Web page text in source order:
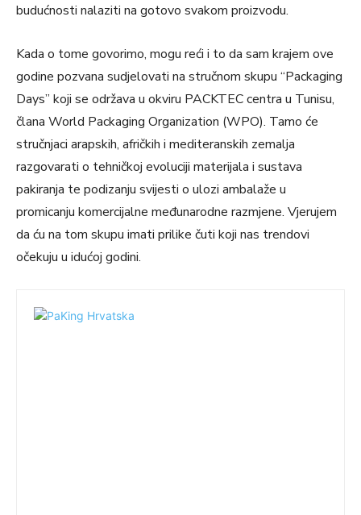
budućnosti nalaziti na gotovo svakom proizvodu.
Kada o tome govorimo, mogu reći i to da sam krajem ove
godine pozvana sudjelovati na stručnom skupu “Packaging
Days” koji se održava u okviru PACKTEC centra u Tunisu,
člana World Packaging Organization (WPO). Tamo će
stručnjaci arapskih, afričkih i mediteranskih zemalja
razgovarati o tehničkoj evoluciji materijala i sustava
pakiranja te podizanju svijesti o ulozi ambalaže u
promicanju komercijalne međunarodne razmjene. Vjerujem
da ću na tom skupu imati prilike čuti koji nas trendovi
očekuju u idućoj godini.